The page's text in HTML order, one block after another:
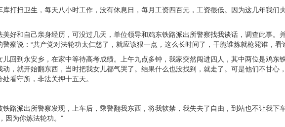
打扫卫生，每天八小时工作，没有休息日，每月工资四百元，工资很低。因为这几年我
好和自己亲身经历，可没过几天，单位领导和鸡东铁路派出所警察找我谈话，调查此事
察说：“共产党对法轮功太仁慈了，就应该狠一点，这么长时间了，干脆谁炼就枪毙谁，看
回到永安乡，在家中等待高考成绩。上午九点多钟，我家突然闯进四人，其中两位是鸡
，就开始翻东西，当时把我女儿都气哭了。结果什么也没找到，就走了。可是他们不甘
看守所，非法关押十五天。
路派出所警察发现，上车后，乘警翻我东西，将我软禁，我失去了自由，到站也不让我
因为你炼法轮功。”